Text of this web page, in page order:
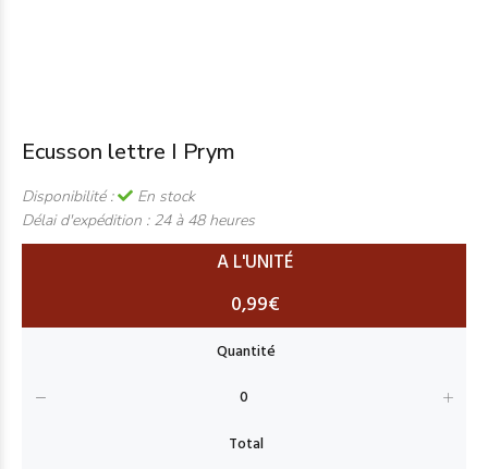
Ecusson lettre I Prym
Disponibilité :
En stock
Délai d'expédition : 24 à 48 heures
A L'UNITÉ
0,99€